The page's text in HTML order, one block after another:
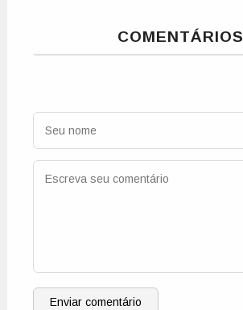
COMENTÁRIOS
Enviar comentário